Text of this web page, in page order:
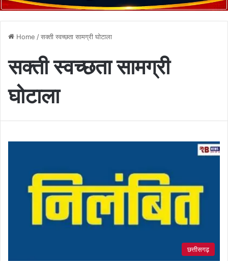
Home /सक्ती स्वच्छता सामग्री घोटाला
सक्ती स्वच्छता सामग्री
घोटाला
छत्तीसगढ़